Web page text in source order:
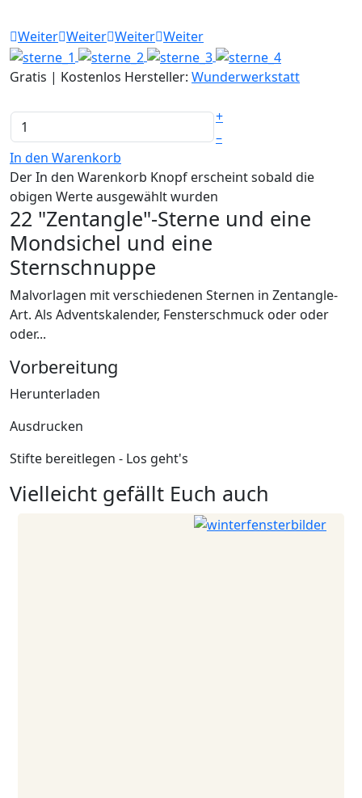
Weiter Weiter Weiter Weiter
Gratis | Kostenlos Hersteller: Wunderwerkstatt
+
–
In den Warenkorb
Der In den Warenkorb Knopf erscheint sobald die
obigen Werte ausgewählt wurden
22 "Zentangle"-Sterne und eine
Mondsichel und eine
Sternschnuppe
Malvorlagen mit verschiedenen Sternen in Zentangle-
Art. Als Adventskalender, Fensterschmuck oder oder
oder...
Vorbereitung
Herunterladen
Ausdrucken
Stifte bereitlegen - Los geht's
Vielleicht gefällt Euch auch